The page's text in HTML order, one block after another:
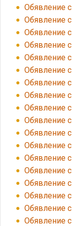
Обявление
Обявление
Обявление
Обявление
Обявление
Обявление
Обявление
Обявление
Обявление
Обявление
Обявление
Обявление
Обявление
Обявление
Обявление
Обявление
Обявление
Обявление